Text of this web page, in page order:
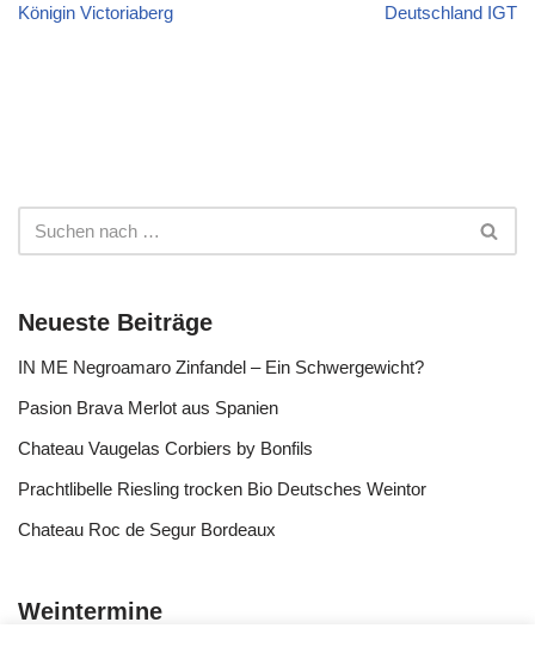
Königin Victoriaberg
Deutschland IGT
Neueste Beiträge
IN ME Negroamaro Zinfandel – Ein Schwergewicht?
Pasion Brava Merlot aus Spanien
Chateau Vaugelas Corbiers by Bonfils
Prachtlibelle Riesling trocken Bio Deutsches Weintor
Chateau Roc de Segur Bordeaux
Weintermine